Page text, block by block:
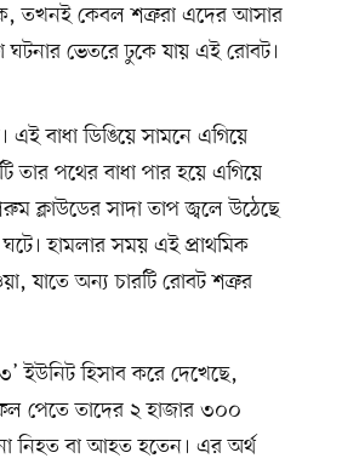
তখনই কেবল শত্রুরা এদের আসার
ঘটনার ভেতরে ঢুকে যায় এই রোবট।
বাধা ডিঙিয়ে সামনে এগিয়ে
তার পথের বাধা পার হয়ে এগিয়ে
ক্লাউডের সাদা তাপ জ্বলে উঠেছে
ঘটে। হামলার সময় এই প্রাথমিক
যাতে অন্য চারটি রোবট শত্রুর
ইউনিট হিসাব করে দেখেছে,
পেতে তাদের ২ হাজার ৩০০
নিহত বা আহত হতেন। এর অর্থ